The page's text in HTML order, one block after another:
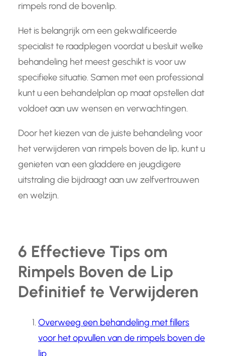
rimpels rond de bovenlip.
Het is belangrijk om een gekwalificeerde
specialist te raadplegen voordat u besluit welke
behandeling het meest geschikt is voor uw
specifieke situatie. Samen met een professional
kunt u een behandelplan op maat opstellen dat
voldoet aan uw wensen en verwachtingen.
Door het kiezen van de juiste behandeling voor
het verwijderen van rimpels boven de lip, kunt u
genieten van een gladdere en jeugdigere
uitstraling die bijdraagt aan uw zelfvertrouwen
en welzijn.
6 Effectieve Tips om
Rimpels Boven de Lip
Definitief te Verwijderen
Overweeg een behandeling met fillers
voor het opvullen van de rimpels boven de
lip.